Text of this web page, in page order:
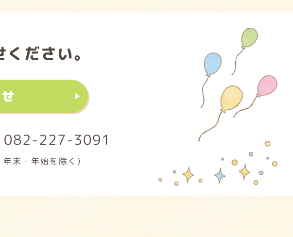
ださい。
082-227-3091
末・年始を除く)